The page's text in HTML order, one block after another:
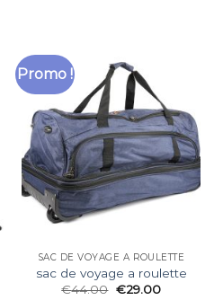
Promo !
SAC DE VOYAGE A ROULETTE
sac de voyage a roulette
€44.00 €29.00